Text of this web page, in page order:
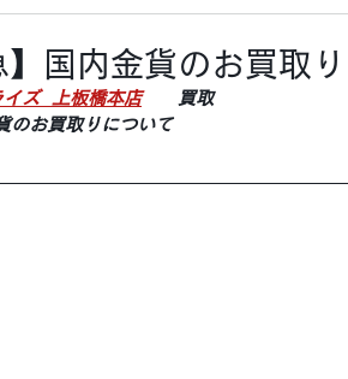
国内金貨のお買取
ズ  上板橋本店 買取
のお買取りについて